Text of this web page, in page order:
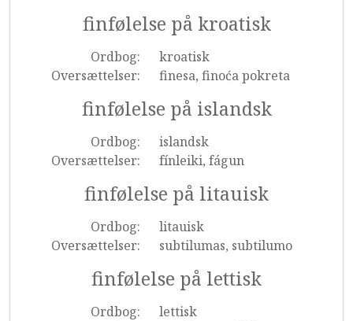
finfølelse på kroatisk
Ordbog:
kroatisk
Oversættelser:
finesa, finoća pokreta
finfølelse på islandsk
Ordbog:
islandsk
Oversættelser:
fínleiki, fágun
finfølelse på litauisk
Ordbog:
litauisk
Oversættelser:
subtilumas, subtilumo
finfølelse på lettisk
Ordbog:
lettisk